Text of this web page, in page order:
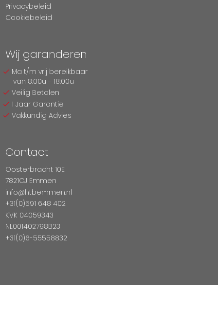
Privacybeleid
Cookiebeleid
Wij garanderen
Ma t/m vrij bereikbaar
van 8:00u - 18:00u
Veilig Betalen
1 Jaar Garantie
Vakkundig Advies
Contact
Oosterbracht 10E
7821CJ Emmen
info@htbemmen.nl
+31(0)591 648 402
KVK 04059343
NL001402798B23
+31(0)6-55558832